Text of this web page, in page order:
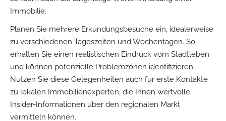
Immobilie.
Planen Sie mehrere Erkundungsbesuche ein, idealerweise
zu verschiedenen Tageszeiten und Wochentagen. So
erhalten Sie einen realistischen Eindruck vom Stadtleben
und können potenzielle Problemzonen identifizieren.
Nutzen Sie diese Gelegenheiten auch für erste Kontakte
zu lokalen Immobilienexperten, die Ihnen wertvolle
Insider-Informationen über den regionalen Markt
vermitteln können.